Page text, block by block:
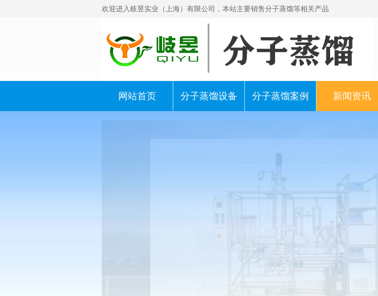
欢迎进入岐昱实业（上海）有限公司，本站主要销售分子蒸馏等相关产品
网站首页 分子蒸馏设备 分子蒸馏案例 新闻资讯